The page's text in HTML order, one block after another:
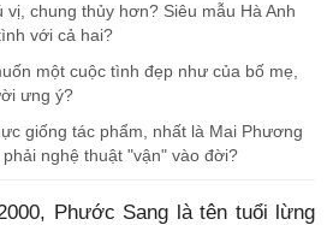
chung thủy hơn? Siêu mẫu Hà Anh
với cả hai?
một cuộc tình đẹp như của bố mẹ,
ưng ý?
giống tác phẩm, nhất là Mai Phương
nghệ thuật "vận" vào đời?
Phước Sang là tên tuổi lừng